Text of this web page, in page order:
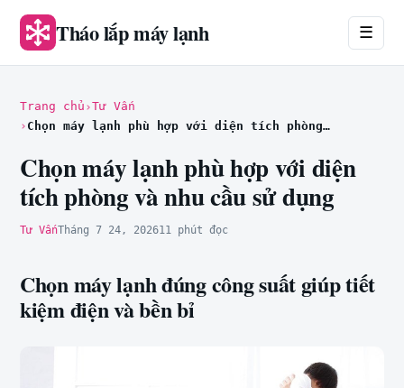
Tháo lắp máy lạnh ☰
Trang chủ Tư Vấn
Chọn máy lạnh phù hợp với diện tích phòng và nhu cầu sử dụng
Chọn máy lạnh phù hợp với diện
tích phòng và nhu cầu sử dụng
Tư VấnTháng 7 24, 202611 phút đọc
Chọn máy lạnh đúng công suất giúp tiết
kiệm điện và bền bỉ